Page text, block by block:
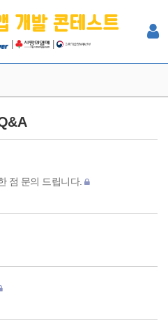
| |
점 문의 드립니다.